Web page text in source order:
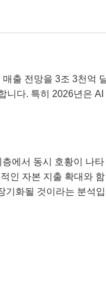
출 전망을 3조 3천억
니다. 특히 2026년은 AI
층에서 동시 호황이 나타
인 자본 지출 확대와 함
기화될 것이라는 분석입